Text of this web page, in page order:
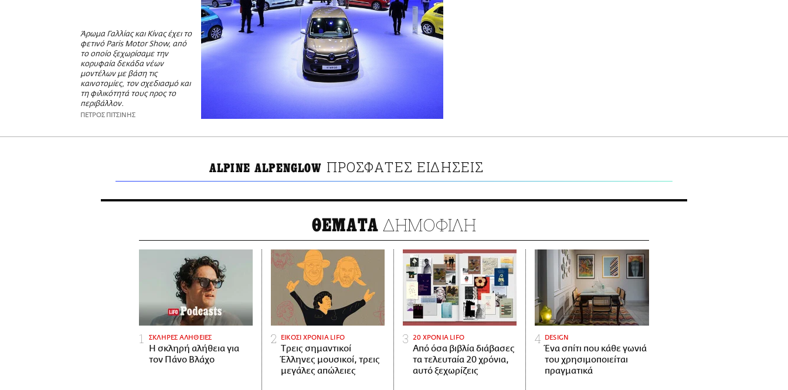
Άρωμα Γαλλίας και Κίνας έχει το
φετινό Paris Motor Show, από
το οποίο ξεχωρίσαμε την
κορυφαία δεκάδα νέων
μοντέλων με βάση τις
καινοτομίες, τον σχεδιασμό και
τη φιλικότητά τους προς το
περιβάλλον.
ΠΕΤΡΟΣ ΠΙΤΣΙΝΗΣ
ΑLPINE ALPENGLOW ΠΡΟΣΦΑΤΕΣ ΕΙΔΗΣΕΙΣ
ΘΕΜΑΤΑ ΔΗΜΟΦΙΛΗ
ΣΚΛΗΡΕΣ ΑΛΗΘΕΙΕΣ
H σκληρή αλήθεια για
τον Πάνο Βλάχο
ΕΙΚΟΣΙ ΧΡΟΝΙΑ LIFO
Tρεις σημαντικοί
Έλληνες μουσικοί, τρεις
μεγάλες απώλειες
20 ΧΡΟΝΙΑ LIFO
Από όσα βιβλία διάβασες
τα τελευταία 20 χρόνια,
αυτό ξεχωρίζεις
DESIGN
Ένα σπίτι που κάθε γωνιά
του χρησιμοποιείται
πραγματικά